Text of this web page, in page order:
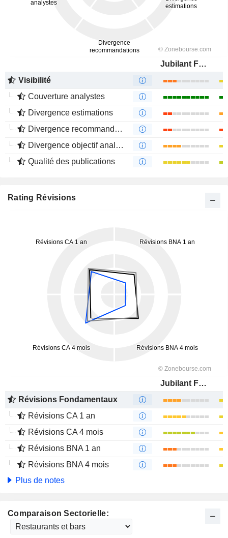
Jubilant FoodWorks Limited
Visibilité
Couverture analystes
Divergence estimations
Divergence recommandations analystes
Divergence objectif analystes
Qualité des publications
Rating Révisions
Jubilant FoodWorks Limited
Révisions Fondamentaux
Révisions CA 1 an
Révisions CA 4 mois
Révisions BNA 1 an
Révisions BNA 4 mois
Plus de notes
Comparaison Sectorielle: